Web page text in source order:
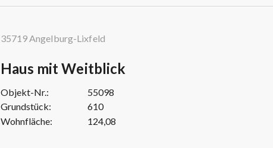
35719 Angelburg-Lixfeld
Haus mit Weitblick
Objekt-Nr.:
55098
Grundstück:
610
Wohnfläche:
124,08